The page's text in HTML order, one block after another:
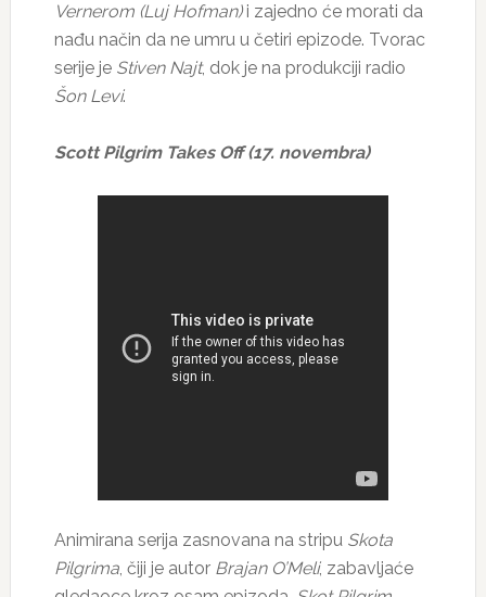
Vernerom (Luj Hofman)i zajedno će morati da
nađu način da ne umru u četiri epizode. Tvorac
serije je Stiven Najt, dok je na produkciji radio
Šon Levi.
Scott Pilgrim Takes Off (17. novembra)
Animirana serija zasnovana na stripu Skota
Pilgrima, čiji je autor Brajan O’Meli, zabavljaće